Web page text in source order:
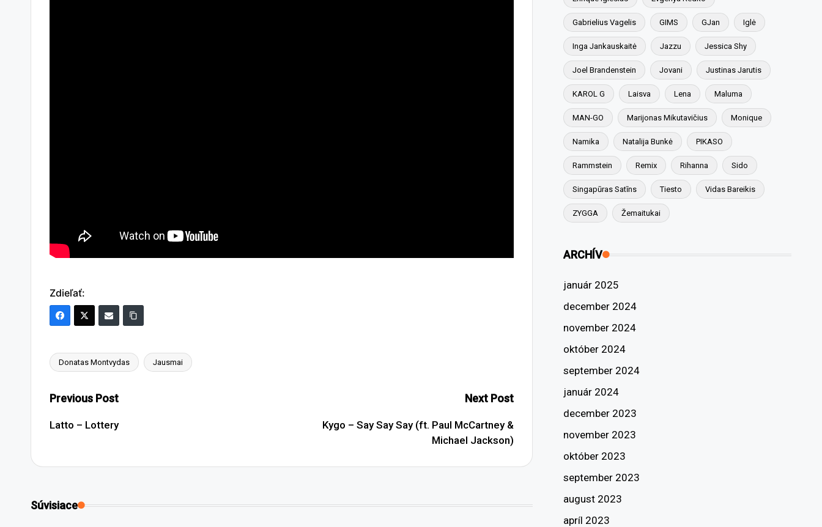
Zdieľať:
Tags:
Donatas Montvydas Jausmai
Post
navigation
Previous Post
Latto – Lottery
Next Post
Kygo – Say Say Say (ft. Paul McCartney &
Michael Jackson)
Súvisiace
Gabrielius Vagelis GIMS GJan Iglė
Inga Jankauskaitė Jazzu Jessica Shy
Joel Brandenstein Jovani Justinas Jarutis
KAROL G Laisva Lena Maluma
MAN-GO Marijonas Mikutavičius Monique
Namika Natalija Bunkė PIKASO
Rammstein Remix Rihanna Sido
Singapūras Satīns Tiesto Vidas Bareikis
ZYGGA Žemaitukai
ARCHÍV
január 2025
december 2024
november 2024
október 2024
september 2024
január 2024
december 2023
november 2023
október 2023
september 2023
august 2023
apríl 2023